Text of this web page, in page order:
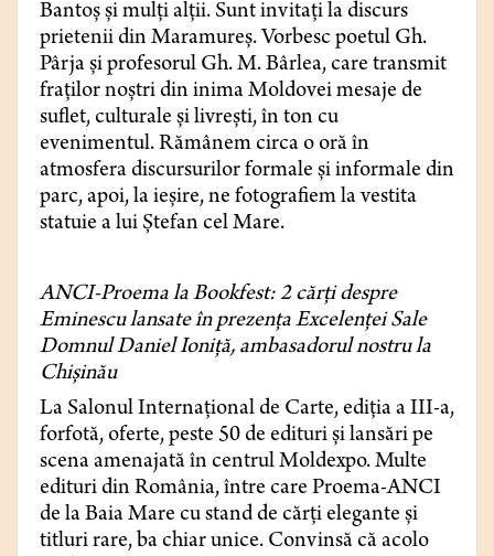
Bantoș și mulți alții. Sunt invitați la discurs
prietenii din Maramureș. Vorbesc poetul Gh.
Pârja și profesorul Gh. M. Bârlea, care transmit
fraților noștri din inima Moldovei mesaje de
suflet, culturale și livrești, în ton cu
evenimentul. Rămânem circa o oră în
atmosfera discursurilor formale și informale din
parc, apoi, la ieșire, ne fotografiem la vestita
statuie a lui Ștefan cel Mare.
ANCI-Proema la Bookfest: 2 cărți despre
Eminescu lansate în prezența Excelenței Sale
Domnul Daniel Ioniță, ambasadorul nostru la
Chișinău
La Salonul Internațional de Carte, ediția a III-a,
forfotă, oferte, peste 50 de edituri și lansări pe
scena amenajată în centrul Moldexpo. Multe
edituri din România, între care Proema-ANCI
de la Baia Mare cu stand de cărți elegante și
titluri rare, ba chiar unice. Convinsă că acolo